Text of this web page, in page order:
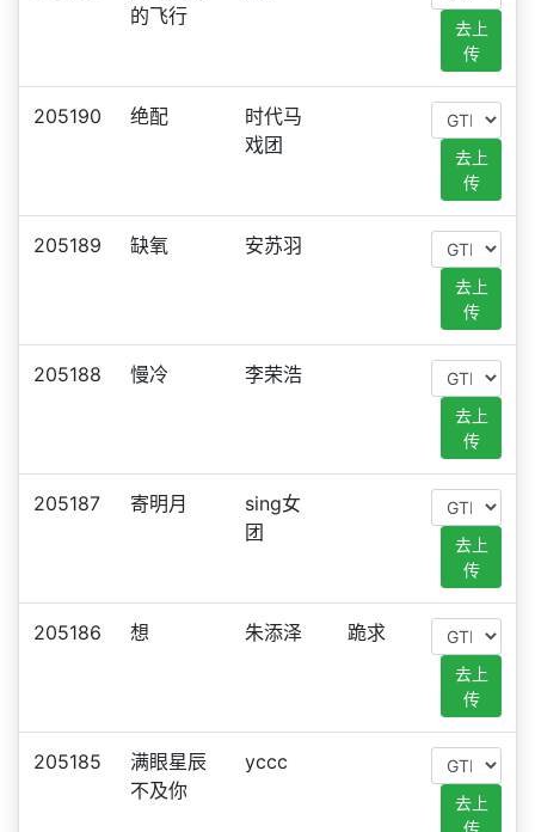
的飞行
去上
传
205190 绝配
时代马
戏团
去上
传
205189 缺氧 安苏羽
去上
传
205188 慢冷 李荣浩
去上
传
205187 寄明月
sing女
团
去上
传
205186 想 朱添泽 跪求
去上
传
205185
满眼星辰
不及你
yccc
去上
传